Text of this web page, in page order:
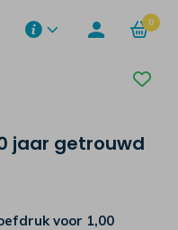
0
jaar getrouwd
voor 1,00